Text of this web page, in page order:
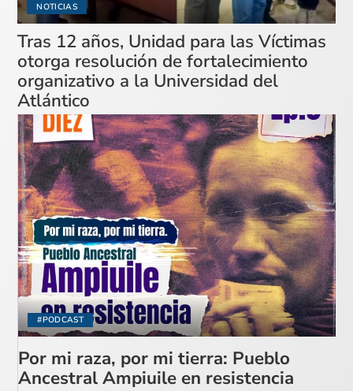
NOTICIAS
Tras 12 años, Unidad para las Víctimas
otorga resolución de fortalecimiento
organizativo a la Universidad del
Atlántico
#PODCAST
Por mi raza, por mi tierra: Pueblo
Ancestral Ampiuile en resistencia